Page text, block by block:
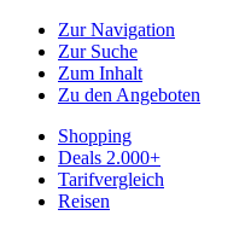
Zur Navigation
Zur Suche
Zum Inhalt
Zu den Angeboten
Shopping
Deals 2.000+
Tarifvergleich
Reisen